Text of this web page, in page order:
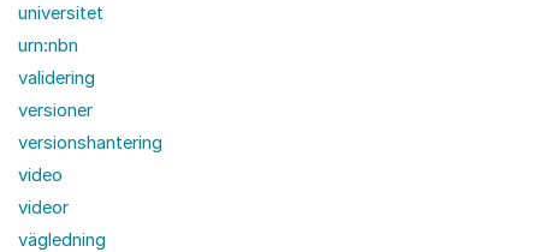
universitet
urn:nbn
validering
versioner
versionshantering
video
videor
vägledning